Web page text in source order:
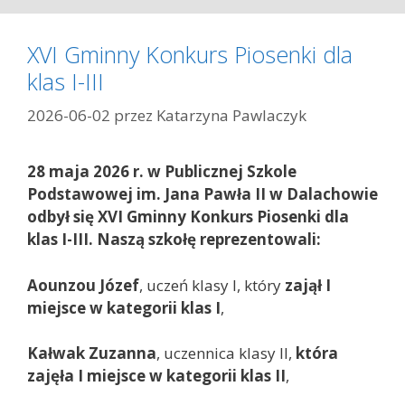
e
g
o
r
i
XVI Gminny Konkurs Piosenki dla
klas I-III
2026-06-02 przez Katarzyna Pawlaczyk
28 maja 2026 r. w Publicznej Szkole
Podstawowej im. Jana Pawła II w Dalachowie
odbył się XVI Gminny Konkurs Piosenki dla
klas I-III. Naszą szkołę reprezentowali:
Aounzou Józef, uczeń klasy I, który zajął I
miejsce w kategorii klas I,
Kałwak Zuzanna, uczennica klasy II, która
zajęła I miejsce w kategorii klas II,